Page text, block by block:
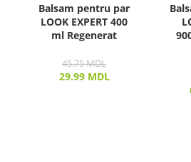
Balsam pentru par
LOOK EXPERT 400
ml Regenerat
45.75MDL
29.99 MDL